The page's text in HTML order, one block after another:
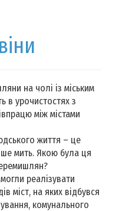
на чолі із міським
в урочистостях з
між містами
життя – це
мить. Якою була ця
реалізувати
міст, на яких відбувся
комунального